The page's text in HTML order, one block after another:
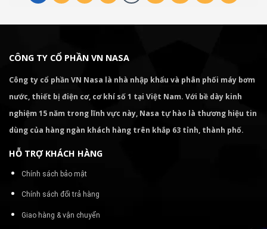
CÔNG TY CỔ PHẦN VN NASA
Công ty cổ phần VN Nasa là nhà nhập khẩu và phân phối máy bơm
nước, thiết bị điện cơ, cơ khí số 1 tại Việt Nam. Với bề dày kinh
nghiệm 15 năm trong lĩnh vực này, Nasa tự hào là thương hiệu tin
dùng của hàng ngàn khách hàng trên khắp 63 tỉnh, thành phố.
HỖ TRỢ KHÁCH HÀNG
Chính sách bảo mật
Chính sách đổi trả hàng
Giao hàng & vận chuyển